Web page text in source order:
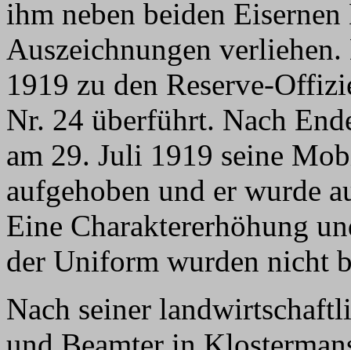
ihm neben beiden
Auszeichnungen
1919 zu den Reserve-
Nr. 24 überführt. Nach
am 29. Juli 1919 seine
aufgehoben und er wurde
Eine Charaktererhöhung
der Uniform wurden nicht
Nach seiner